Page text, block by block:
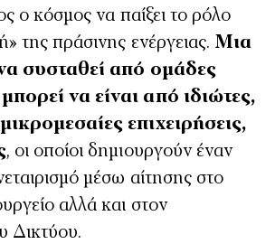
ο κόσμος να παίξει το ρόλο
της πράσινης ενέργειας. Μια
συσταθεί από ομάδες
να είναι από ιδιώτες,
επιχειρήσεις,
, οι οποίοι δημιουργούν έναν
μέσω αίτησης στο
αλλά και στον
Δικτύου.